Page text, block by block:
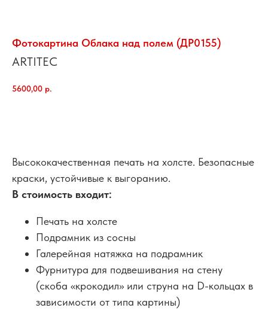
Фотокартина Облака над полем (ДР0155)
ARTITEC
5600,00 р.
Высококачественная печать на холсте. Безопасные
краски, устойчивые к выгоранию.
В стоимость входит:
Печать на холсте
Подрамник из сосны
Галерейная натяжка на подрамник
Фурнитура для подвешивания на стену
(скоба «крокодил» или струна на D-кольцах в
зависимости от типа картины)